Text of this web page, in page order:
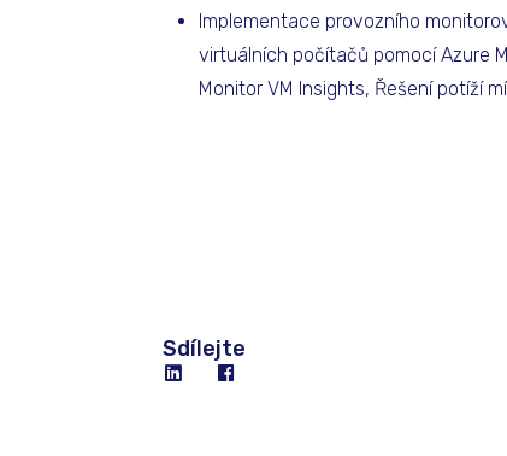
Implementace provozního
virtuálních počítačů pomocí Azure
Monitor VM Insights, Řešení potíží
Sdílejte